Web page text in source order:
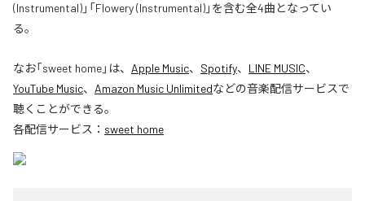
(Instrumental)」「Flowery (Instrumental)」を含む全4曲となってい
る。
なお「sweet home」は、 Apple Music、 Spotify、 LINE MUSIC、
YouTube Music、 Amazon Music Unlimitedなどの音楽配信サービスで
聴くことができる。
各配信サービス： sweet home